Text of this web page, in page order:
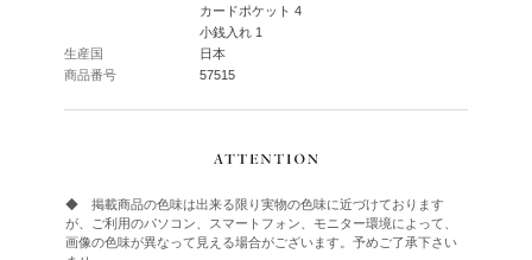
カードポケット 4
小銭入れ 1
生産国
日本
商品番号
57515
◆ 掲載商品の色味は出来る限り実物の色味に近づけております
が、ご利用のパソコン、スマートフォン、モニター環境によって、
画像の色味が異なって見える場合がございます。予めご了承下さい